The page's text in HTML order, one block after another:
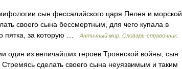
сын фессалийского царя Пелея и морской
своего сына бессмертным, для чего купала в
пятка, за которую …
Античный мир. Словарь-справочник.
один из величайших героев Троянской войны, сын
сделать своего сына неуязвимым и таким